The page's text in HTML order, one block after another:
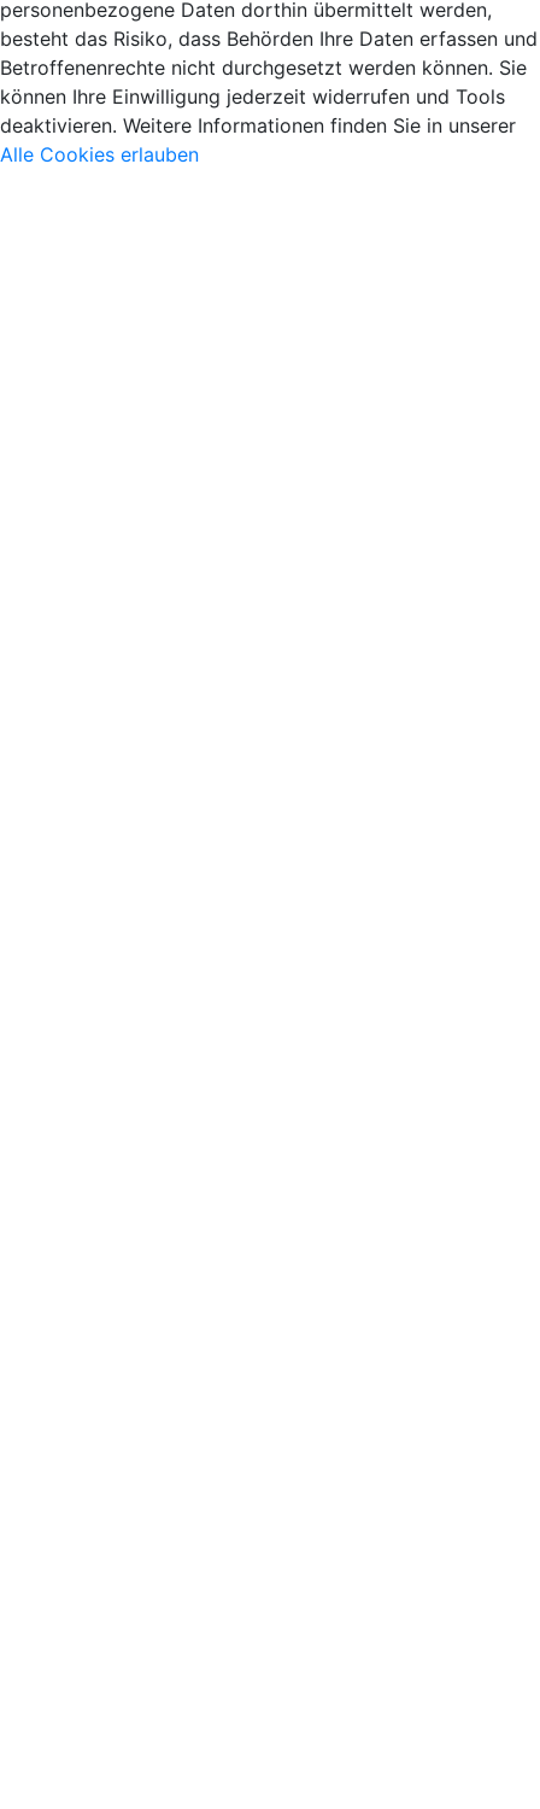
personenbezogene Daten dorthin übermittelt werden,
besteht das Risiko, dass Behörden Ihre Daten erfassen und
Betroffenenrechte nicht durchgesetzt werden können. Sie
können Ihre Einwilligung jederzeit widerrufen und Tools
deaktivieren. Weitere Informationen finden Sie in unserer
Alle Cookies erlauben